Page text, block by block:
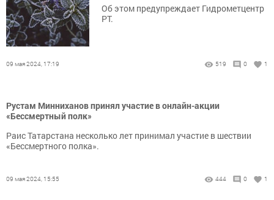
Об этом предупреждает Гидрометцентр
РТ.
09 мая 2024, 17:19 519 0 1
Рустам Минниханов принял участие в онлайн-акции
«Бессмертный полк»
Раис Татарстана несколько лет принимал участие в шествии
«Бессмертного полка».
09 мая 2024, 15:55 444 0 1